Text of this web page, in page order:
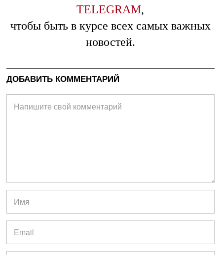
TELEGRAM,
чтобы быть в курсе всех самых важных
новостей.
ДОБАВИТЬ КОММЕНТАРИЙ